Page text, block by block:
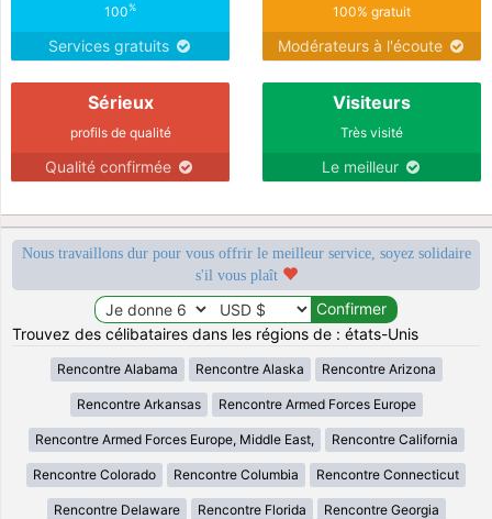
100%
Services gratuits
100% gratuit
Modérateurs à l'écoute
Sérieux
profils de qualité
Qualité confirmée
Visiteurs
Très visité
Le meilleur
Nous travaillons dur pour vous offrir le meilleur service, soyez solidaire
s'il vous plaît
Trouvez des célibataires dans les régions de : états-Unis
Rencontre Alabama Rencontre Alaska Rencontre Arizona
Rencontre Arkansas Rencontre Armed Forces Europe
Rencontre Armed Forces Europe, Middle East, Rencontre California
Rencontre Colorado Rencontre Columbia Rencontre Connecticut
Rencontre Delaware Rencontre Florida Rencontre Georgia